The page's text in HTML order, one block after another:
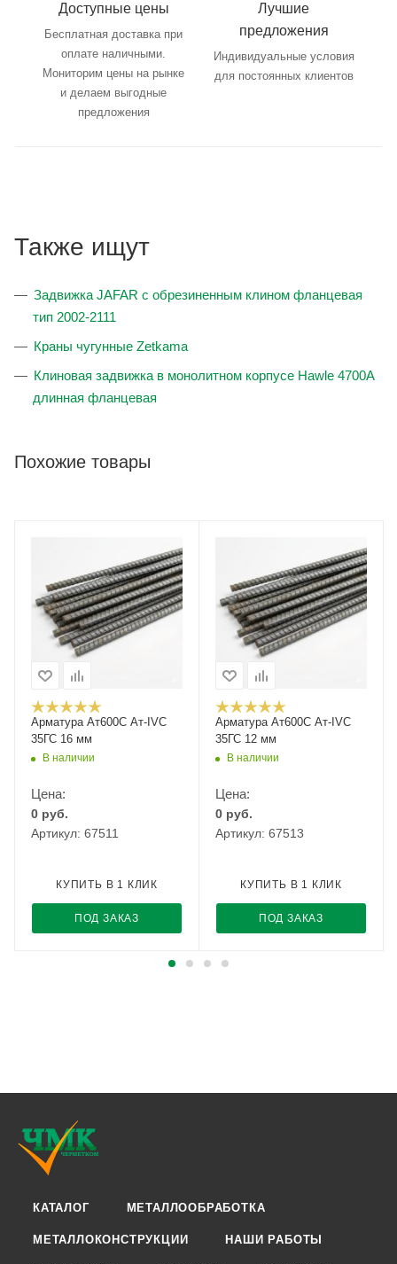
Доступные цены
Бесплатная доставка при
оплате наличными.
Мониторим цены на рынке
и делаем выгодные
предложения
Лучшие
предложения
Индивидуальные условия
для постоянных клиентов
Также ищут
Задвижка JAFAR с обрезиненным клином фланцевая
тип 2002-2111
Краны чугунные Zetkama
Клиновая задвижка в монолитном корпусе Hawle 4700A
длинная фланцевая
Похожие товары
Арматура Ат600С Ат-IVС
35ГС 16 мм
В наличии
Цена:
0 руб.
Артикул: 67511
ПОД ЗАКАЗ
КУПИТЬ В 1 КЛИК
Арматура Ат600С Ат-IVС
35ГС 12 мм
В наличии
Цена:
0 руб.
Артикул: 67513
ПОД ЗАКАЗ
КУПИТЬ В 1 КЛИК
КАТАЛОГ МЕТАЛЛООБРАБОТКА
МЕТАЛЛОКОНСТРУКЦИИ НАШИ РАБОТЫ